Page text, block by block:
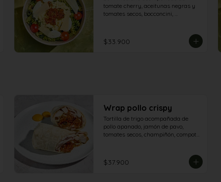
tomate cherry, aceitunas negras y
tomates secos, bocconcini,
$33.900
Wrap pollo crispy
Tortilla de trigo acompañada de
pollo apanado, jamón de pavo,
tomates secos, champiñón, compota
$37.900